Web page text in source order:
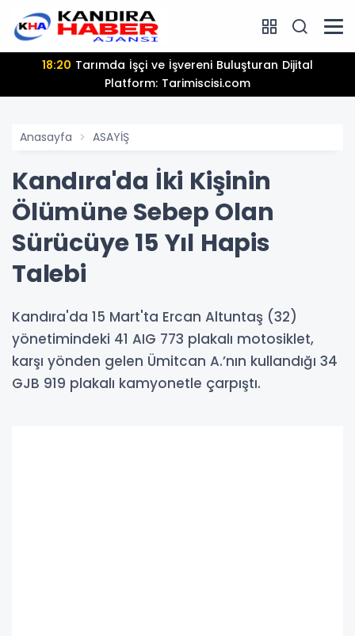
18:20
Platform: Tarimiscisi.com
Anasayfa ASAYİŞ
Kandıra'da İki Kişinin
Ölümüne Sebep Olan
Sürücüye 15 Yıl Hapis
Talebi
Kandıra'da 15 Mart'ta Ercan Altuntaş (32)
yönetimindeki 41 AIG 773 plakalı motosiklet,
karşı yönden gelen Ümitcan A.’nın kullandığı 34
GJB 919 plakalı kamyonetle çarpıştı.